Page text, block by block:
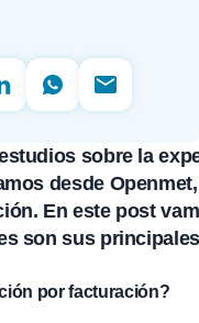
sobre la
desde Openmet
En este post
son sus
por facturación?